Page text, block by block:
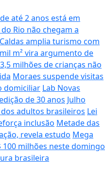
até 2 anos está em
Rio não chegam a
amplia turismo com
m² vira argumento de
milhões de crianças não
Moraes suspende visitas
domiciliar Lab Novas
de 30 anos Julho
adultos brasileiros Lei
inclusão Metade das
revela estudo Mega
100 milhões neste domingo
brasileira